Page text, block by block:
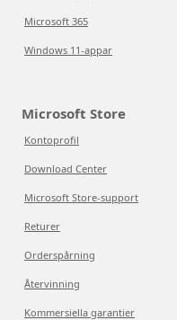
Microsoft 365
Windows 11-appar
Microsoft Store
Kontoprofil
Download Center
Microsoft Store-support
Returer
Orderspårning
Återvinning
Kommersiella garantier